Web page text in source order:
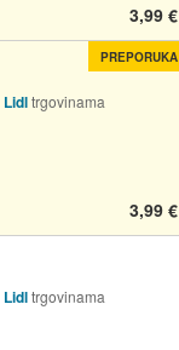
3,99 €
Lidltrgovinama
3,99 €
PREPORUKA
Lidltrgovinama